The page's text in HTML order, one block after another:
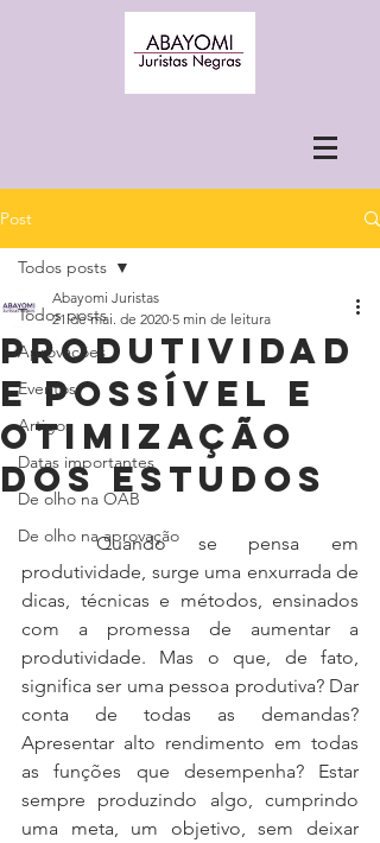
Post
Todos posts
Aprovações
Eventos
Artigos
Datas importantes
De olho na OAB
De olho na aprovação
Todos posts
Produtividad
e possível e
otimização
dos estudos
Abayomi Juristas
21 de mai. de 2020 5 min de leitura
	Quando se pensa em
produtividade, surge uma enxurrada de
dicas, técnicas e métodos, ensinados
com a promessa de aumentar a
produtividade. Mas o que, de fato,
significa ser uma pessoa produtiva? Dar
conta de todas as demandas?
Apresentar alto rendimento em todas
as funções que desempenha? Estar
sempre produzindo algo, cumprindo
uma meta, um objetivo, sem deixar